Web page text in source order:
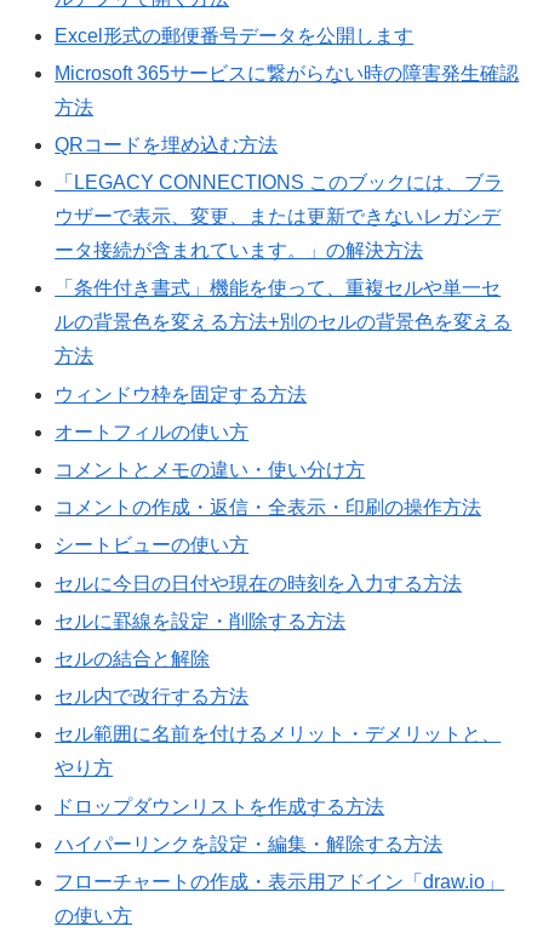
Excel形式の郵便番号データを公開します
Microsoft 365サービスに繋がらない時の障害発生確認
方法
QRコードを埋め込む方法
「LEGACY CONNECTIONS このブックには、ブラ
ウザーで表示、変更、または更新できないレガシデ
ータ接続が含まれています。」の解決方法
「条件付き書式」機能を使って、重複セルや単一セ
ルの背景色を変える方法+別のセルの背景色を変える
方法
ウィンドウ枠を固定する方法
オートフィルの使い方
コメントとメモの違い・使い分け方
コメントの作成・返信・全表示・印刷の操作方法
シートビューの使い方
セルに今日の日付や現在の時刻を入力する方法
セルに罫線を設定・削除する方法
セルの結合と解除
セル内で改行する方法
セル範囲に名前を付けるメリット・デメリットと、
やり方
ドロップダウンリストを作成する方法
ハイパーリンクを設定・編集・解除する方法
フローチャートの作成・表示用アドイン「draw.io」
の使い方